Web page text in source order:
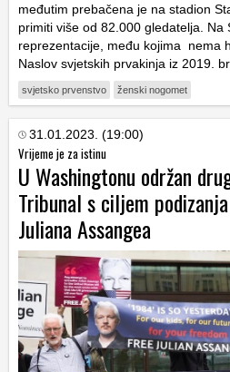
međutim prebačena je na stadion
primiti više od 82.000 gledatelja. Na
reprezentacije, među kojima nema
Naslov svjetskih prvakinja iz 2019.
svjetsko prvenstvo ženski nogomet
31.01.2023. (19:00)
Vrijeme je za istinu
U Washingtonu održan
Tribunal s ciljem
Juliana Assangea